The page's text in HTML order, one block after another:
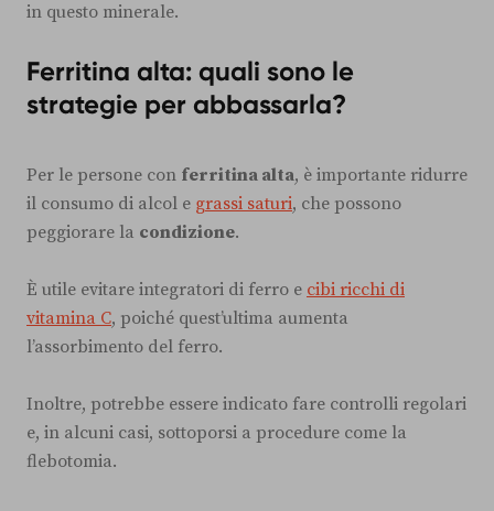
in questo minerale.
Ferritina alta: quali sono le
strategie per abbassarla?
Per le persone con ferritina alta, è importante ridurre
il consumo di alcol e grassi saturi, che possono
peggiorare la condizione.
È utile evitare integratori di ferro e cibi ricchi di
vitamina C, poiché quest’ultima aumenta
l’assorbimento del ferro.
Inoltre, potrebbe essere indicato fare controlli regolari
e, in alcuni casi, sottoporsi a procedure come la
flebotomia.